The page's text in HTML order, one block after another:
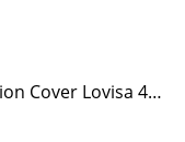
Cushion Cover Lovisa 40 x 60 Blue/White